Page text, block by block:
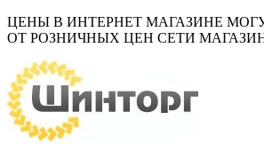
ЦЕНЫ В ИНТЕРНЕТ МАГАЗИНЕ
ОТ РОЗНИЧНЫХ ЦЕН СЕТИ